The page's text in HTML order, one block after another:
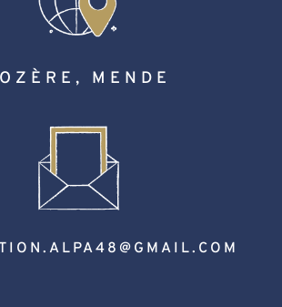
MENDE